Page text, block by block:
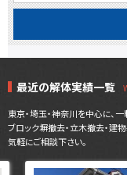
最近の解体実績一覧
東京・埼玉・神奈川を中心に、
ブロック塀撤去・立木撤去・建
気軽にご相談下さい。